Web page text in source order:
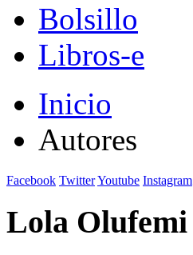
Bolsillo
Libros-e
Inicio
Autores
Facebook TwitterYoutube Instagram
Lola Olufemi